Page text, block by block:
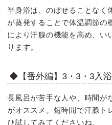
半身浴は、のぼせることなく
が蒸発することで体温調節の
により汗腺の機能を高め、い
ります。
◆【番外編】3・3・3入
長風呂が苦手な人や、時間が
がオススメ。短時間で汗腺ト
ひ試してみてくださいね。